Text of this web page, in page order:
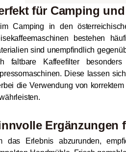
für Camping
Camping in den
bestehen
sind unempfindlich
faltbare Kaffeefilter
Diese lassen
die Verwendung von
Ergänzungen
das Erlebnis abzurunden,